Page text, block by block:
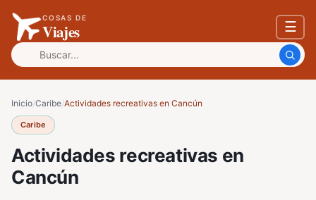
COSAS DE
Viajes ☰
Buscar:
Inicio/Caribe/Actividades recreativas en Cancún
Caribe
Actividades recreativas en
Cancún